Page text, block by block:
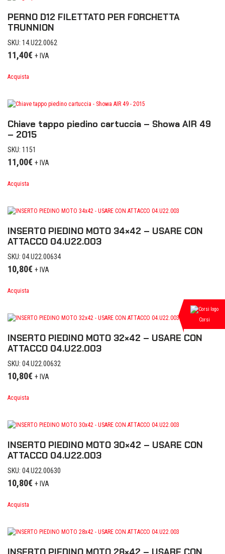
PERNO D12 FILETTATO PER FORCHETTA
TRUNNION
SKU: 14.U22.0062
11,40€ + IVA
Acquista
Chiave tappo piedino cartuccia – Showa AIR 49
– 2015
SKU: 1151
11,00€ + IVA
Acquista
INSERTO PIEDINO MOTO 34×42 – USARE CON
ATTACCO 04.U22.003
SKU: 04.U22.00634
10,80€ + IVA
Acquista
INSERTO PIEDINO MOTO 32×42 – USARE CON
ATTACCO 04.U22.003
SKU: 04.U22.00632
10,80€ + IVA
Acquista
INSERTO PIEDINO MOTO 30×42 – USARE CON
ATTACCO 04.U22.003
SKU: 04.U22.00630
10,80€ + IVA
Acquista
Corsi